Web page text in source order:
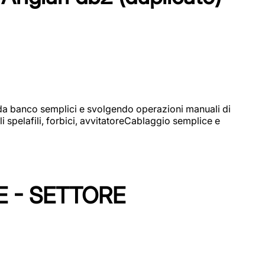
banco semplici e svolgendo operazioni manuali di
spelafili, forbici, avvitatoreCablaggio semplice e
- SETTORE